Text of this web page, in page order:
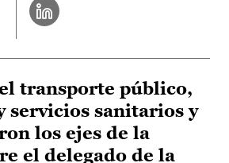
transporte público,
servicios sanitarios y
los ejes de la
el delegado de la